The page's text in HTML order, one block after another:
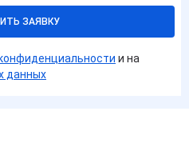
ЗАЯВКУ
и на
данных